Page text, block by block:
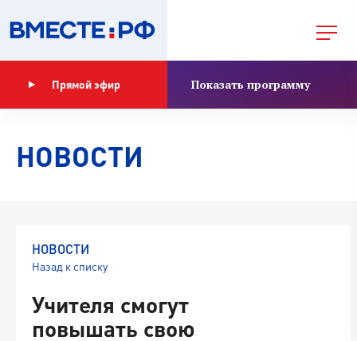
Прямой эфир Показать программу
НОВОСТИ
НОВОСТИ
Назад к списку
Учителя смогут
повышать свою